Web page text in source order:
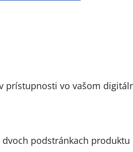
prístupnosti vo vašom
podstránkach produktu